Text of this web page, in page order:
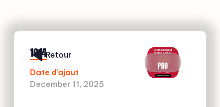
1014
Date d'ajout
December 11, 2025
PRO
Retour